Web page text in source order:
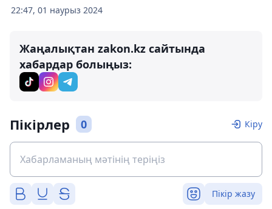
22:47, 01 наурыз 2024
Жаңалықтан zakon.kz сайтында
хабардар болыңыз:
Пікірлер 0 Кіру
Пікір жазу